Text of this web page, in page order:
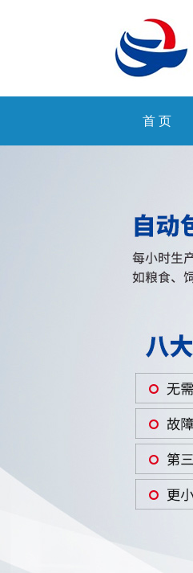
首 页